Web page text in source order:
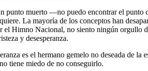
punto muerto ―no puedo encontrar el
La mayoría de los conceptos han
el Himno Nacional, no siento ningún orgullo
y desesperanza.
es el hermano gemelo no deseada de
tiene miedo de no conseguirlo.